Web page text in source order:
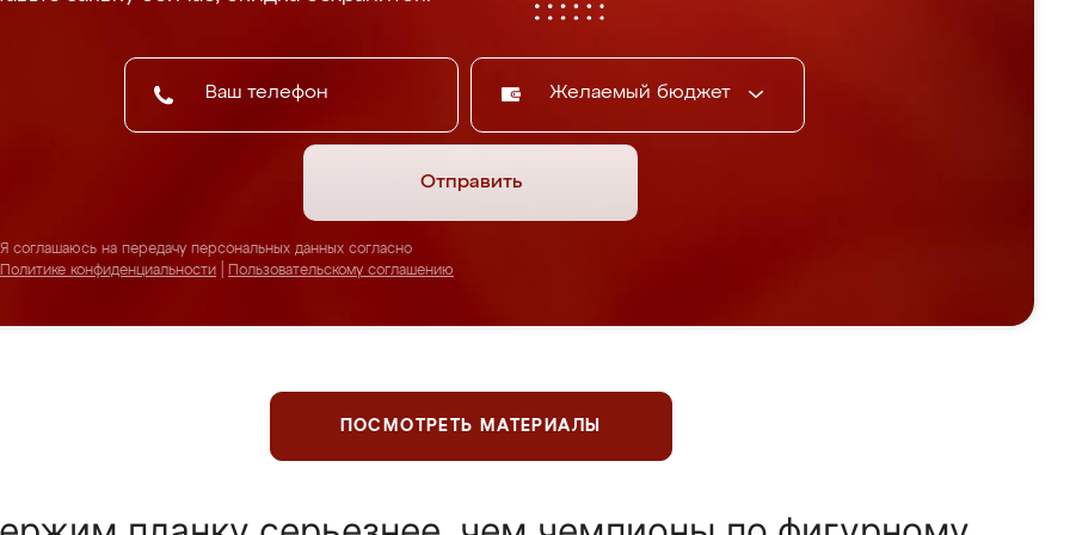
Желаемый бюджет
Отправить
Я соглашаюсь на передачу персональных данных согласно
Политике конфиденциальности
Пользовательскому соглашению
ПОСМОТРЕТЬ МАТЕРИАЛЫ